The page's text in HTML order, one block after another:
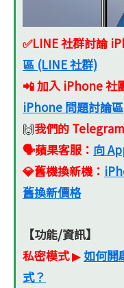
✅LINE 社群討論
區 (LINE 社群)
📲 加入 iPhone 社
iPhone 問題討論區
🙌我們的 Telegram
🗣️蘋果客服： 向
💎舊機換新機：
舊換新價格
【功能/資訊】
私密模式▶ 如何開
式？